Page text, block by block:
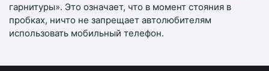
гарнитуры». Это означает, что в момент стояния в
пробках, ничто не запрещает автолюбителям
использовать мобильный телефон.